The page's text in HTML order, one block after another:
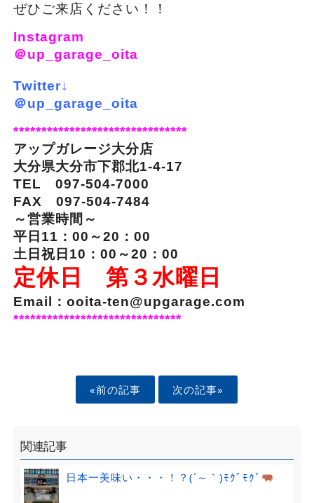
ぜひご来店ください！！
Instagram
＠up_garage_oita
Twitter↓
＠up_garage_oita
*******************************
アップガレージ大分店
大分県大分市下郡北1-4-17
TEL 097-504-7000
FAX 097-504-7484
～営業時間～
平日11：00～20：00
土日祝日10：00～20：00
定休日 第３水曜日
Email：ooita-ten@upgarage.com
******************************
«前の記事 次の記事»
関連記事
日本一美味い・・・！？(´～｀)ﾓｸﾞﾓｸﾞ